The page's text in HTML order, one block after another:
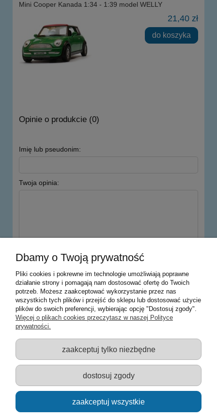
Mini Cooper Kanada 1:34 - 1:39 model WELLY
21,40 zł
do koszyka
Opinie o produkcie (0)
Imię lub pseudonim:
Twoja opinia:
Warunki zakupów
Moje konto
Informacje o sklepie
Sklep z zabawkami Łódź :: Hurownia zabawek :: Zabawki
edukacyjne :: Zestawy artystyczne :: Zabawki :: samochody Welly
:: Zabawkownia :: zabawki dla dzieci :: Lalki :: Klocki :: Artykuły
szkolne ::
Dbamy o Twoją prywatność
Pliki cookies i pokrewne im technologie umożliwiają poprawne
działanie strony i pomagają nam dostosować ofertę do Twoich
potrzeb. Możesz zaakceptować wykorzystanie przez nas
wszystkich tych plików i przejść do sklepu lub dostosować użycie
plików do swoich preferencji, wybierając opcję "Dostosuj zgody".
Więcej o plikach cookies przeczytasz w naszej Polityce
prywatności.
zaakceptuj tylko niezbędne
dostosuj zgody
zaakceptuj wszystkie